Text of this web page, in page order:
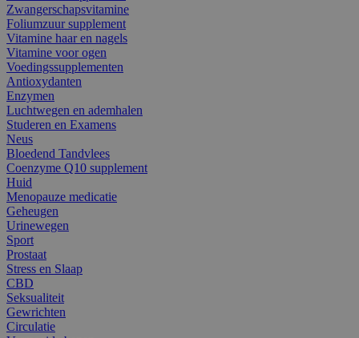
Zwangerschapsvitamine
Foliumzuur supplement
Vitamine haar en nagels
Vitamine voor ogen
Voedingssupplementen
Antioxydanten
Enzymen
Luchtwegen en ademhalen
Studeren en Examens
Neus
Bloedend Tandvlees
Coenzyme Q10 supplement
Huid
Menopauze medicatie
Geheugen
Urinewegen
Sport
Prostaat
Stress en Slaap
CBD
Seksualiteit
Gewrichten
Circulatie